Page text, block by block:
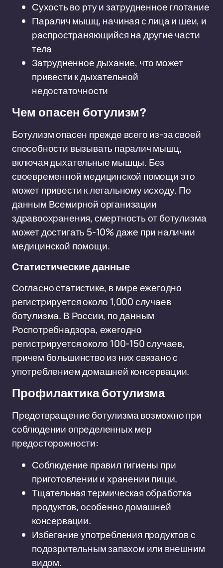
Сухость во рту и затрудненное глотание
Паралич мышц, начиная с лица и шеи, и
распространяющийся на другие части
тела
Затрудненное дыхание, что может
привести к дыхательной
недостаточности
Чем опасен ботулизм?
Ботулизм опасен прежде всего из-за своей
способности вызывать паралич мышц,
включая дыхательные мышцы. Без
своевременной медицинской помощи это
может привести к летальному исходу. По
данным Всемирной организации
здравоохранения, смертность от ботулизма
может достигать 5-10% даже при наличии
медицинской помощи.
Статистические данные
Согласно статистике, в мире ежегодно
регистрируется около 1,000 случаев
ботулизма. В России, по данным
Роспотребнадзора, ежегодно
регистрируется около 100-150 случаев,
причем большинство из них связано с
употреблением домашней консервации.
Профилактика ботулизма
Предотвращение ботулизма возможно при
соблюдении определенных мер
предосторожности:
Соблюдение правил гигиены при
приготовлении и хранении пищи.
Тщательная термическая обработка
продуктов, особенно домашней
консервации.
Избегание употребления продуктов с
подозрительным запахом или внешним
видом.